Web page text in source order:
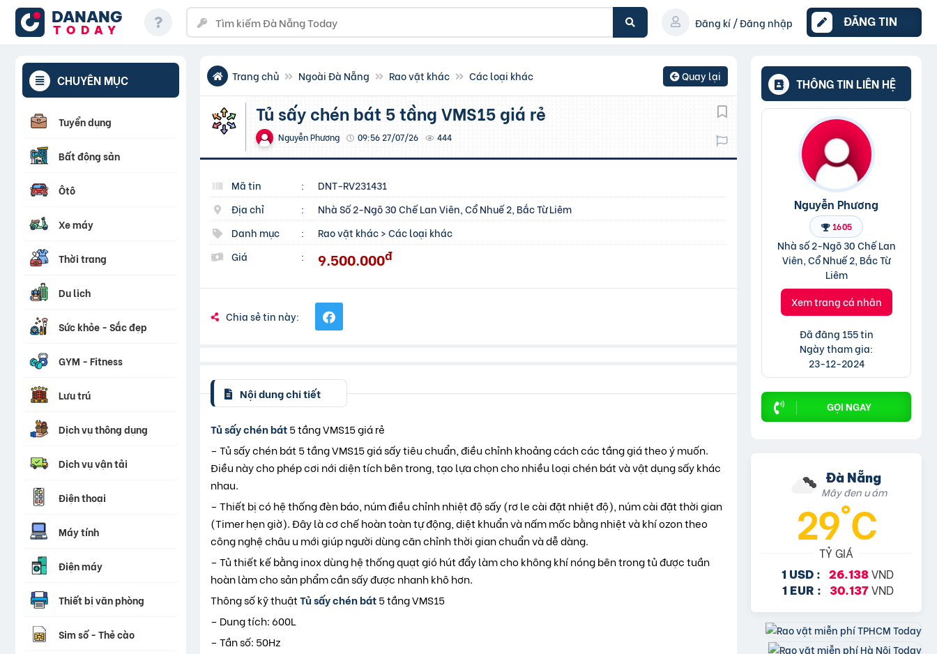
DANANG
TODAY
Đăng kí / Đăng nhập ĐĂNG TIN
CHUYÊN MỤC
Tuyển dụng
Bất động sản
Ôtô
Xe máy
Thời trang
Du lịch
Sức khỏe - Sắc đẹp
GYM - Fitness
Lưu trú
Dịch vụ thông dụng
Dịch vụ vận tải
Điện thoại
Máy tính
Điện máy
Thiết bị văn phòng
Sim số - Thẻ cào
Trang chủ Ngoài Đà Nẵng Rao vặt khác Các loại khác Quay lại
Tủ sấy chén bát 5 tầng VMS15 giá rẻ
Nguyễn Phương 09:56 27/07/26 444
Mã tin :
DNT-RV231431
Địa chỉ
:
Nhà Số 2-Ngõ 30 Chế Lan Viên, Cổ Nhuế 2, Bắc Từ Liêm
Danh mục
: Rao vặt khác>Các loại khác
Giá
: 9.500.000đ
Chia sẻ tin này:
Nội dung chi tiết
Tủ sấy chén bát5 tầng VMS15 giá rẻ
– Tủ sấy chén bát 5 tầng VMS15 giá sấy tiêu chuẩn, điều chỉnh khoảng cách các tầng giá theo ý muốn.
Điều này cho phép cơi nới diện tích bên trong, tạo lựa chọn cho nhiều loại chén bát và vật dụng sấy khác
nhau.
– Thiết bị có hệ thống đèn báo, núm điều chỉnh nhiệt độ sấy (rơ le cài đặt nhiệt độ), núm cài đặt thời gian
(Timer hẹn giờ). Đây là cơ chế hoàn toàn tự động, diệt khuẩn và nấm mốc bằng nhiệt và khí ozon theo
công nghệ châu u mới giúp người dùng căn chỉnh thời gian chuẩn và dễ dàng.
– Tủ thiết kế bằng inox dùng hệ thống quạt gió hút đẩy làm cho không khí nóng bên trong tủ được tuần
hoàn làm cho sản phẩm cần sấy được nhanh khô hơn.
Thông số kỹ thuậtTủ sấy chén bát5 tầng VMS15
– Dung tích: 600L
– Tần số: 50Hz
THÔNG TIN LIÊN HỆ
Nguyễn Phương
1605
Nhà số 2-Ngõ 30 Chế Lan
Viên, Cổ Nhuế 2, Bắc Từ
Liêm
Xem trang cá nhân
Đã đăng 155 tin
Ngày tham gia:
23-12-2024
GỌI NGAY
Đà Nẵng
Mây đen u ám
29°C
TỶ GIÁ
1 USD : 26.138 VND
1 EUR : 30.137VND